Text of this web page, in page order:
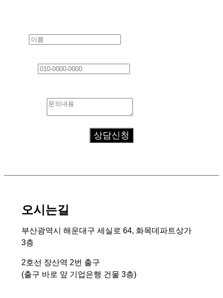
상담신청
오시는길
부산광역시 해운대구 세실로 64, 화목데파트상가
3층
2호선 장산역 2번 출구
(출구 바로 앞 기업은행 건물 3층)